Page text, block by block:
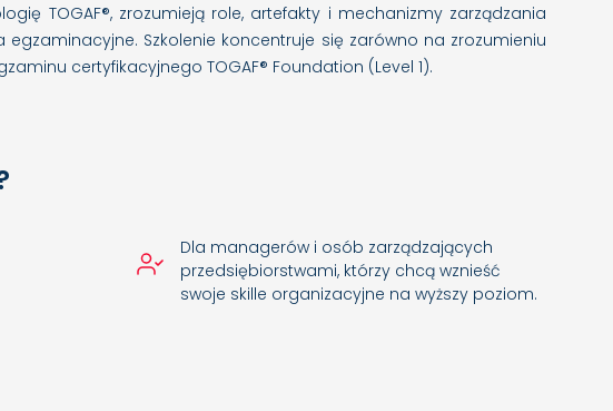
TOGAF®, zrozumieją role, artefakty i mechanizmy zarządzania
Szkolenie koncentruje się zarówno na zrozumieniu
certyfikacyjnego TOGAF® Foundation (Level 1).
Dla managerów i osób zarządzających
przedsiębiorstwami, którzy chcą wznieść
swoje skille organizacyjne na wyższy poziom.